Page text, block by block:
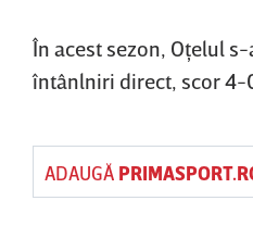
În acest sezon, Oţelul
întânlniri direct, scor 4-
ADAUGĂ